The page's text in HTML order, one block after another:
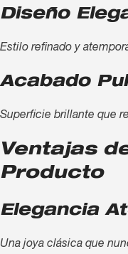
Diseño
Estilo refinado y
Acabado
Superficie brillante que
Ventajas
Producto
Elegancia
Una joya clásica que